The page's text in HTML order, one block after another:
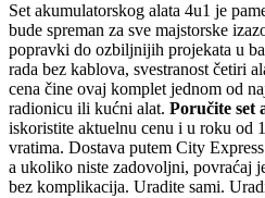
Set akumulatorskog alata 4u1 je
bude spreman za sve majstorske
popravki do ozbiljnijih projekata u
rada bez kablova, svestranost četiri
cena čine ovaj komplet jednom od
radionicu ili kućni alat. Poručite set
iskoristite aktuelnu cenu i u roku od
vratima. Dostava putem City
a ukoliko niste zadovoljni, povraćaj
bez komplikacija. Uradite sami.